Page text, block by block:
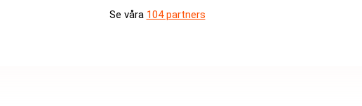
Se våra 104 partners
Medarbetare inom Intern styrning